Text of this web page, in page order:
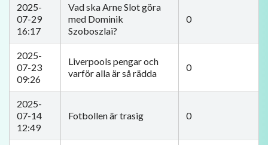
2025-
07-29
16:17
Vad ska Arne Slot göra
med Dominik
Szoboszlai?
0
2025-
07-23
09:26
Liverpools pengar och
varför alla är så rädda
0
2025-
07-14
12:49
Fotbollen är trasig 0